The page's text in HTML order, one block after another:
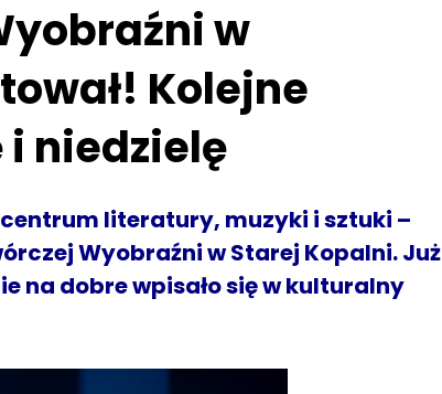
w
Kolejne
niedzielę
literatury, muzyki i sztuki –
Wyobraźni w Starej Kopalni. Już
na dobre wpisało się w kulturalny